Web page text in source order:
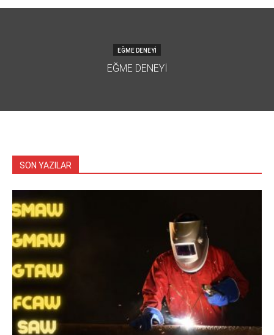
EĞME DENEYİ
EĞME DENEYI
SON YAZILAR